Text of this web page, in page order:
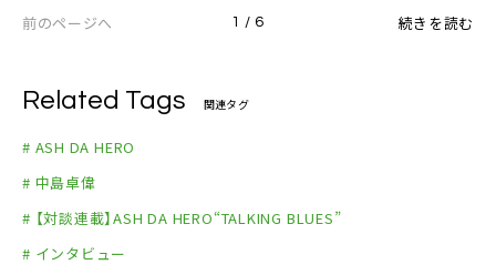
前のページへ 1 / 6 続きを読む
Related Tags 関連タグ
# ASH DA HERO
# 中島卓偉
# 【対談連載】ASH DA HERO“TALKING BLUES”
# インタビュー